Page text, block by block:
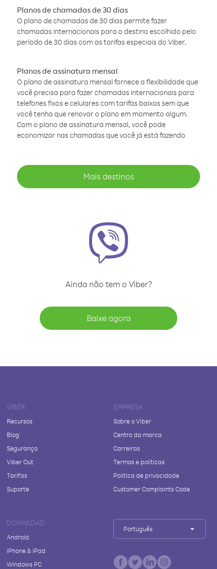
Planos de chamadas de 30 dias
O plano de chamadas de 30 dias permite fazer
chamadas internacionais para o destino escolhido pelo
período de 30 dias com as tarifas especiais do Viber.
Planos de assinatura mensal
O plano de assinatura mensal fornece a flexibilidade que
você precisa para fazer chamadas internacionais para
telefones fixos e celulares com tarifas baixas sem que
você tenha que renovar o plano em momento algum.
Com o plano de assinatura mensal, você pode
economizar nas chamadas que você já está fazendo
Mais destinos
Ainda não tem o Viber?
Baixe agora
VIBER
Recursos
Blog
Segurança
Viber Out
Tarifas
Suporte
EMPRESA
Sobre o Viber
Centro da marca
Carreiras
Termos e políticas
Política de privacidade
Customer Complaints Code
DOWNLOAD
Android
iPhone & iPad
Windows PC
Português